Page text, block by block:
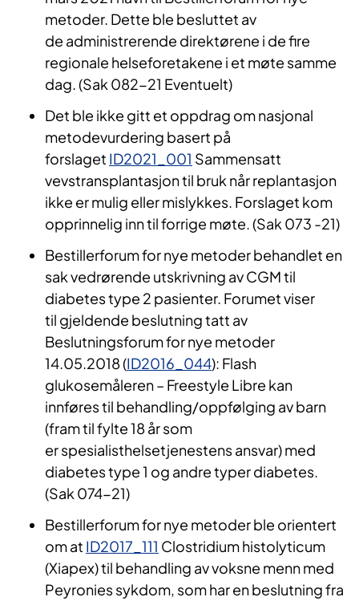
metoder. Dette ble besluttet av
de administrerende direktørene i de fire
regionale helseforetakene i et møte samme
dag. (Sak 082-21 Eventuelt)
Det ble ikke gitt et oppdrag om nasjonal
metodevurdering basert på
forslaget ID2021_001 Sammensatt
vevstransplantasjon til bruk når replantasjon
ikke er mulig eller mislykkes. Forslaget kom
opprinnelig inn til forrige møte. (Sak 073 -21)
Bestillerforum for nye metoder behandlet en
sak vedrørende utskrivning av CGM til
diabetes type 2 pasienter. Forumet viser
til gjeldende beslutning tatt av
Beslutningsforum for nye metoder
14.05.2018 (ID2016_044): Flash
glukosemåleren – Freestyle Libre kan
innføres til behandling/oppfølging av barn
(fram til fylte 18 år som
er spesialisthelsetjenestens ansvar) med
diabetes type 1 og andre typer diabetes.
(Sak 074-21)
Bestillerforum for nye metoder ble orientert
om at ID2017_111 Clostridium histolyticum
(Xiapex) til behandling av voksne menn med
Peyronies sykdom, som har en beslutning fra